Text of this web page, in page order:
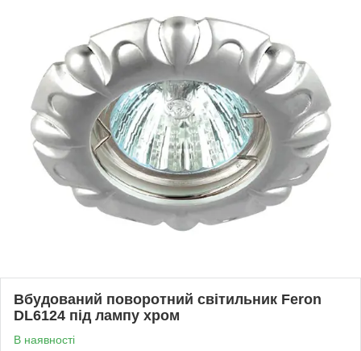
Вбудований поворотний світильник Feron
DL6124 під лампу хром
В наявності